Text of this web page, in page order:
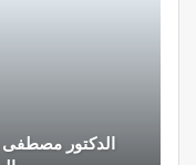
الدكتور